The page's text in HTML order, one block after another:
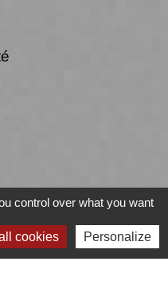
- Accessibilité -
cookies
control over what you want
cookies Personalize